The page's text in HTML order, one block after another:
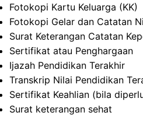
Fotokopi Kartu Keluarga (KK)
Fotokopi Gelar dan Catatan
Surat Keterangan Catatan
Sertifikat atau Penghargaan
Ijazah Pendidikan Terakhir
Transkrip Nilai Pendidikan
Sertifikat Keahlian (bila
Surat keterangan sehat